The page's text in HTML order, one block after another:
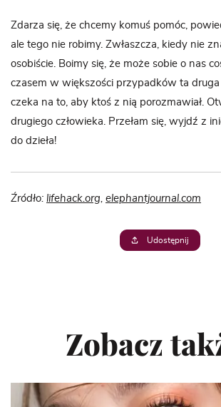
Zdarza się, że chcemy komuś pomóc,
ale tego nie robimy. Zwłaszcza, kiedy nie
osobiście. Boimy się, że może sobie o nas
czasem w większości przypadków ta druga
czeka na to, aby ktoś z nią porozmawiał.
drugiego człowieka. Przełam się, wyjdź z
do dzieła!
Źródło: lifehack.org elephantjournal.com
Udostępnij
Zobacz